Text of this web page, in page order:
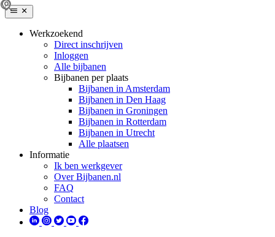
Werkzoekend
Direct inschrijven
Inloggen
Alle bijbanen
Bijbanen per plaats
Bijbanen in Amsterdam
Bijbanen in Den Haag
Bijbanen in Groningen
Bijbanen in Rotterdam
Bijbanen in Utrecht
Alle plaatsen
Informatie
Ik ben werkgever
Over Bijbanen.nl
FAQ
Contact
Blog